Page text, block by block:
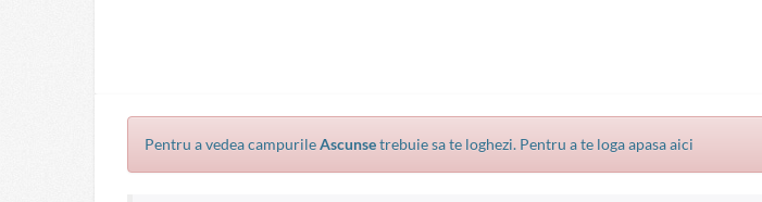
Pentru a vedea campurileAscunsetrebuie sa te loghezi. Pentru a te loga apasa aici